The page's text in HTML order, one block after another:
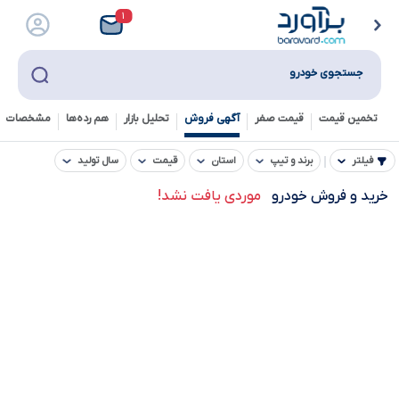
۱
جستجوی خودرو
تخمین قیمت قیمت صفر آگهی فروش تحلیل بازار هم رده‌ها‌ مشخصات
فیلتر برند و تیپ استان قیمت سال تولید
خرید و فروش خودرو موردی یافت نشد!